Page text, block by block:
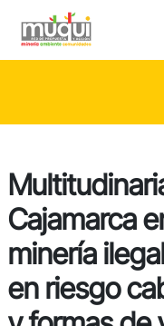
Cajamarca
minería
en riesgo